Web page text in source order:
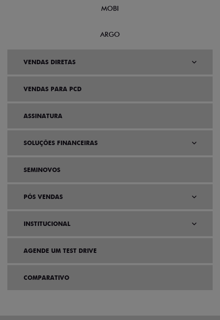
MOBI
ARGO
VENDAS DIRETAS
VENDAS PARA PCD
ASSINATURA
SOLUÇÕES FINANCEIRAS
SEMINOVOS
PÓS VENDAS
INSTITUCIONAL
AGENDE UM TEST DRIVE
COMPARATIVO